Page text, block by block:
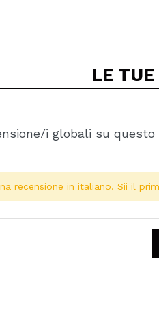
LE TUE
i globali su questo
recensione in italiano. Sii il